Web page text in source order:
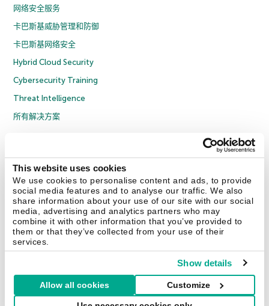
This website uses cookies
We use cookies to personalise content and ads, to provide
social media features and to analyse our traffic. We also
share information about your use of our site with our social
media, advertising and analytics partners who may
combine it with other information that you’ve provided to
them or that they’ve collected from your use of their
services.
Show details
Allow all cookies Customize
网络安全服务
卡巴斯基威胁管理和防御
卡巴斯基网络安全
Hybrid Cloud Security
Cybersecurity Training
Threat Intelligence
所有解决方案
隐私策略
反腐败政策
许可协议 B2B
京ICP备12053225号
京公网安备 11010102001169号
联系我们 关于我们 合作伙伴 Blog 资源中心 新闻稿
Securelist Eugene Personal Blog
中国 (China)